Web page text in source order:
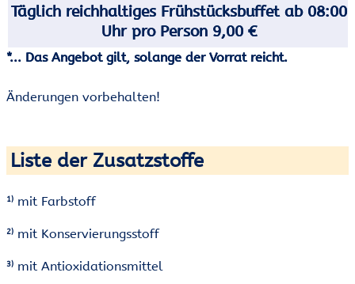
Täglich reichhaltiges Frühstücksbuffet ab 08:00
Uhr pro Person 9,00 €
*... Das Angebot gilt, solange der Vorrat reicht.
Änderungen vorbehalten!
Liste der Zusatzstoffe
1) mit Farbstoff
2) mit Konservierungsstoff
3) mit Antioxidationsmittel